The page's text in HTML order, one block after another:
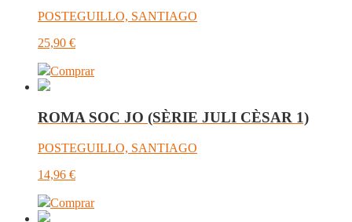
POSTEGUILLO, SANTIAGO
25,90 €
Comprar
ROMA SOC JO (SÈRIE JULI CÈSAR 1)
POSTEGUILLO, SANTIAGO
14,96 €
Comprar